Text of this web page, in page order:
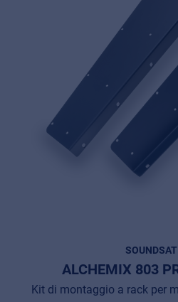
ALCHEMIX 803
Kit di montaggio a rack per